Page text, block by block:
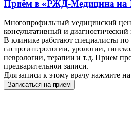
Приём в «РЖД-Медицина на
Многопрофильный медицинский
консультативный и
В клинике работают специалисты по
гастроэнтерологии, урологии,
неврологии, терапии и т.д. Прием
предварительной записи.
Для записи к этому врачу нажмите
Записаться на прием